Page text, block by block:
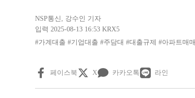
NSP통신 , 강수인 기자
입력 2025-08-13 16:53 KRX5
#가계대출 #기업대출 #주담대 #대출규제 #아파트매매
페이스북 X 카카오톡 라인